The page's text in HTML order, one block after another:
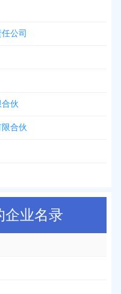
公司
伙
合伙
企业名录